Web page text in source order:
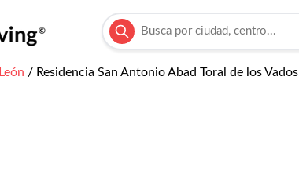
León / Residencia San Antonio Abad Toral de los Vados